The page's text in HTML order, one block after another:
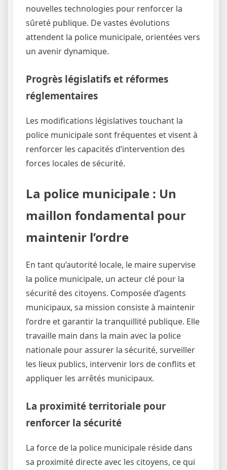
nouvelles technologies pour renforcer la
sûreté publique. De vastes évolutions
attendent la police municipale, orientées vers
un avenir dynamique.
Progrès législatifs et réformes
réglementaires
Les modifications législatives touchant la
police municipale sont fréquentes et visent à
renforcer les capacités d’intervention des
forces locales de sécurité.
La police municipale : Un
maillon fondamental pour
maintenir l’ordre
En tant qu’autorité locale, le maire supervise
la police municipale, un acteur clé pour la
sécurité des citoyens. Composée d’agents
municipaux, sa mission consiste à maintenir
l’ordre et garantir la tranquillité publique. Elle
travaille main dans la main avec la police
nationale pour assurer la sécurité, surveiller
les lieux publics, intervenir lors de conflits et
appliquer les arrêtés municipaux.
La proximité territoriale pour
renforcer la sécurité
La force de la police municipale réside dans
sa proximité directe avec les citoyens, ce qui